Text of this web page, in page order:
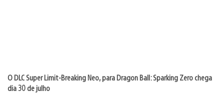
O DLC Super Limit-Breaking Neo, para Dragon Ball: Sparking Zero chega
dia 30 de julho